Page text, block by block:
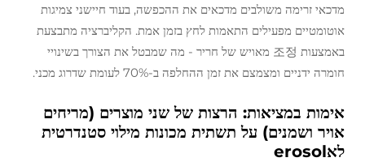
מדכאי זרימה משולבים מדכאים את ההכפשה, בעוד חיישני צמיגות
אוטומטיים מפעילים התאמות לחץ בזמן אמת. הקליברציה מתבצעת
באמצעות 조정 מאויש של חריר - מה שמבטל את הצורך בשינויי
חומרה ידניים ומצמצם את זמן ההחלפה ב-70% לעומת שדרוג מכני.
אימות במציאות: הרצות של שני מוצרים (מריחים
אויר ושמנים) על תשתית מכונות מילוי סטנדרטית
לאerosol